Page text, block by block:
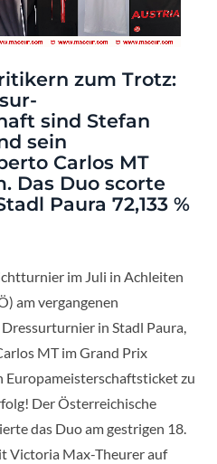
zum Trotz:
sind Stefan
sein
Carlos MT
Das Duo scorte
Paura 72,133 %
im Juli in Achleiten
am vergangenen
in Stadl Paura,
MT im Grand Prix
Europameisterschaftsticket zu
Der Österreichische
das Duo am gestrigen 18.
Victoria Max-Theurer auf